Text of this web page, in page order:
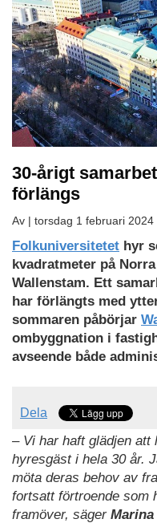
30-årigt
förlängs
Av | torsdag 1 februari 2024
Folkuniversitetet hyr
kvadratmeter på
Wallenstam. Ett
har förlängts med
sommaren påbörjar
ombyggnation i
avseende både
Dela
– Vi har haft glädjen
hyresgäst i hela 30 år.
möta deras behov av
fortsatt förtroende som
framöver, säger